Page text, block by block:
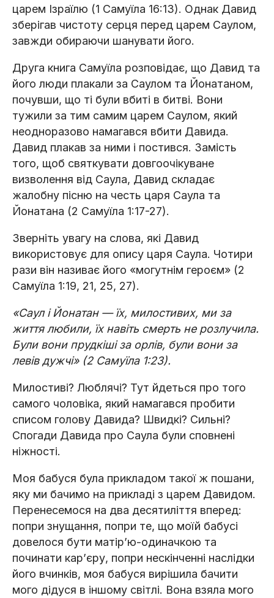
царем Ізраїлю (1 Самуїла 16:13). Однак Давид
зберігав чистоту серця перед царем Саулом,
завжди обираючи шанувати його.
Друга книга Самуїла розповідає, що Давид та
його люди плакали за Саулом та Йонатаном,
почувши, що ті були вбиті в битві. Вони
тужили за тим самим царем Саулом, який
неодноразово намагався вбити Давида.
Давид плакав за ними і постився. Замість
того, щоб святкувати довгоочікуване
визволення від Саула, Давид складає
жалобну пісню на честь царя Саула та
Йонатана (2 Самуїла 1:17-27).
Зверніть увагу на слова, які Давид
використовує для опису царя Саула. Чотири
рази він називає його «могутнім героєм» (2
Самуїла 1:19, 21, 25, 27).
«Саул і Йонатан — їх, милостивих, ми за
життя любили, їх навіть смерть не розлучила.
Були вони прудкіші за орлів, були вони за
левів дужчі» (2 Самуїла 1:23).
Милостиві? Люблячі? Тут йдеться про того
самого чоловіка, який намагався пробити
списом голову Давида? Швидкі? Сильні?
Спогади Давида про Саула були сповнені
ніжності.
Моя бабуся була прикладом такої ж пошани,
яку ми бачимо на прикладі з царем Давидом.
Перенесемося на два десятиліття вперед:
попри знущання, попри те, що моїй бабусі
довелося бути матір’ю-одиначкою та
починати кар’єру, попри нескінченні наслідки
його вчинків, моя бабуся вирішила бачити
мого дідуся в іншому світлі. Вона взяла мого